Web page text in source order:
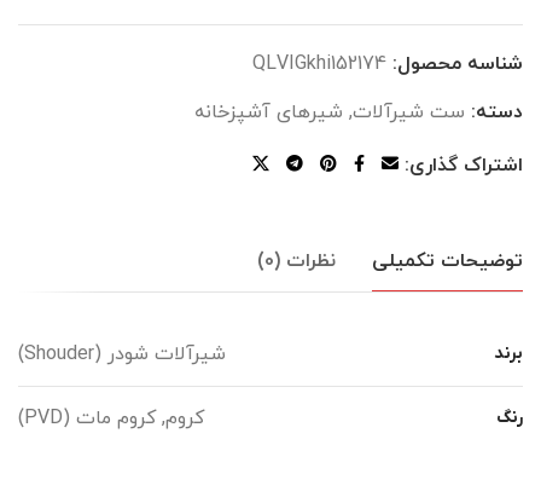
شناسه محصول: QLVIGkhi152174
دسته: ست شیرآلات, شیرهای آشپزخانه
اشتراک گذاری:
توضیحات تکمیلی نظرات (0)
برند شیرآلات شودر (Shouder)
رنگ کروم, کروم مات (PVD)